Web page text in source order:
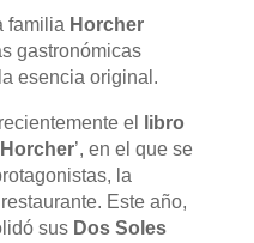
familia Horcher
gastronómicas
esencia original.
el
libro
Horcher’, en el que se
la
Este año,
sus Dos Soles